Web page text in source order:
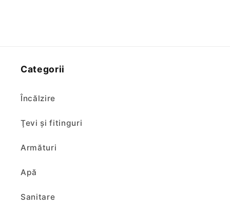
Categorii
Încălzire
Ţevi şi fitinguri
Armături
Apă
Sanitare